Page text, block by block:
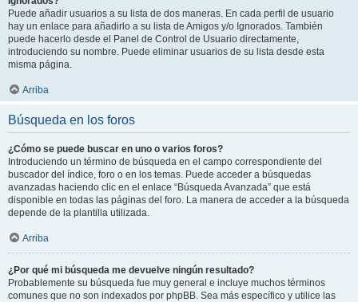
Puede añadir usuarios a su lista de dos maneras. En cada perfil de usuario
hay un enlace para añadirlo a su lista de Amigos y/o Ignorados. También
puede hacerlo desde el Panel de Control de Usuario directamente,
introduciendo su nombre. Puede eliminar usuarios de su lista desde esta
misma página.
Arriba
Búsqueda en los foros
¿Cómo se puede buscar en uno o varios foros?
Introduciendo un término de búsqueda en el campo correspondiente del
buscador del índice, foro o en los temas. Puede acceder a búsquedas
avanzadas haciendo clic en el enlace “Búsqueda Avanzada” que está
disponible en todas las páginas del foro. La manera de acceder a la búsqueda
depende de la plantilla utilizada.
Arriba
¿Por qué mi búsqueda me devuelve ningún resultado?
Probablemente su búsqueda fue muy general e incluye muchos términos
comunes que no son indexados por phpBB. Sea más específico y utilice las